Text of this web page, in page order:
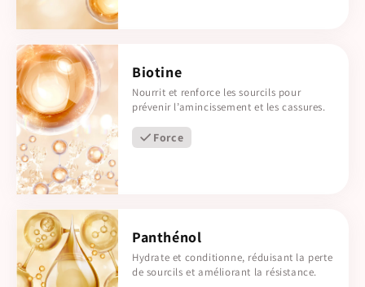
Biotine
Nourrit et renforce les sourcils pour
prévenir l’amincissement et les cassures.
Force
Panthénol
Hydrate et conditionne, réduisant la perte
de sourcils et améliorant la résistance.